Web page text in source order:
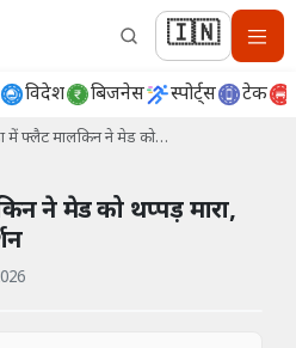
🇮🇳
विदेश बिजनेस स्पोर्ट्स टेक
में फ्लैट मालकिन ने मेड को…
ने मेड को थप्पड़ मारा,